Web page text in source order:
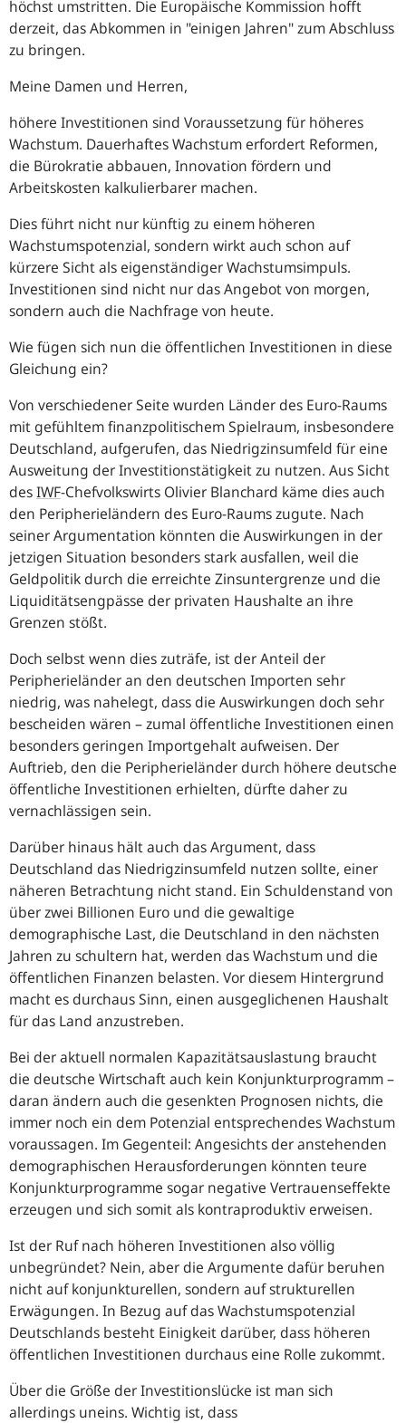
höchst umstritten. Die Europäische Kommission hofft
derzeit, das Abkommen in "einigen Jahren" zum Abschluss
zu bringen.
Meine Damen und Herren,
höhere Investitionen sind Voraussetzung für höheres
Wachstum. Dauerhaftes Wachstum erfordert Reformen,
die Bürokratie abbauen, Innovation fördern und
Arbeitskosten kalkulierbarer machen.
Dies führt nicht nur künftig zu einem höheren
Wachstumspotenzial, sondern wirkt auch schon auf
kürzere Sicht als eigenständiger Wachstumsimpuls.
Investitionen sind nicht nur das Angebot von morgen,
sondern auch die Nachfrage von heute.
Wie fügen sich nun die öffentlichen Investitionen in diese
Gleichung ein?
Von verschiedener Seite wurden Länder des Euro-Raums
mit gefühltem finanzpolitischem Spielraum, insbesondere
Deutschland, aufgerufen, das Niedrigzinsumfeld für eine
Ausweitung der Investitionstätigkeit zu nutzen. Aus Sicht
desIWF-Chefvolkswirts Olivier Blanchard käme dies auch
den Peripherieländern des Euro-Raums zugute. Nach
seiner Argumentation könnten die Auswirkungen in der
jetzigen Situation besonders stark ausfallen, weil die
Geldpolitik durch die erreichte Zinsuntergrenze und die
Liquiditätsengpässe der privaten Haushalte an ihre
Grenzen stößt.
Doch selbst wenn dies zuträfe, ist der Anteil der
Peripherieländer an den deutschen Importen sehr
niedrig, was nahelegt, dass die Auswirkungen doch sehr
bescheiden wären – zumal öffentliche Investitionen einen
besonders geringen Importgehalt aufweisen. Der
Auftrieb, den die Peripherieländer durch höhere deutsche
öffentliche Investitionen erhielten, dürfte daher zu
vernachlässigen sein.
Darüber hinaus hält auch das Argument, dass
Deutschland das Niedrigzinsumfeld nutzen sollte, einer
näheren Betrachtung nicht stand. Ein Schuldenstand von
über zwei Billionen Euro und die gewaltige
demographische Last, die Deutschland in den nächsten
Jahren zu schultern hat, werden das Wachstum und die
öffentlichen Finanzen belasten. Vor diesem Hintergrund
macht es durchaus Sinn, einen ausgeglichenen Haushalt
für das Land anzustreben.
Bei der aktuell normalen Kapazitätsauslastung braucht
die deutsche Wirtschaft auch kein Konjunkturprogramm –
daran ändern auch die gesenkten Prognosen nichts, die
immer noch ein dem Potenzial entsprechendes Wachstum
voraussagen. Im Gegenteil: Angesichts der anstehenden
demographischen Herausforderungen könnten teure
Konjunkturprogramme sogar negative Vertrauenseffekte
erzeugen und sich somit als kontraproduktiv erweisen.
Ist der Ruf nach höheren Investitionen also völlig
unbegründet? Nein, aber die Argumente dafür beruhen
nicht auf konjunkturellen, sondern auf strukturellen
Erwägungen. In Bezug auf das Wachstumspotenzial
Deutschlands besteht Einigkeit darüber, dass höheren
öffentlichen Investitionen durchaus eine Rolle zukommt.
Über die Größe der Investitionslücke ist man sich
allerdings uneins. Wichtig ist, dass